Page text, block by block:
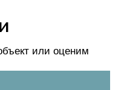
или оценим